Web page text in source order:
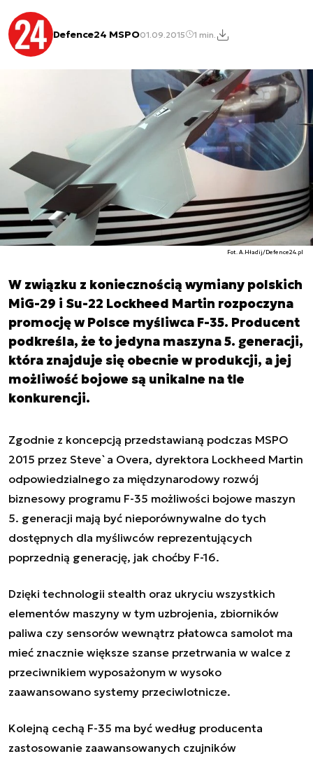
Defence24 MSPO01.09.2015 1 min.
Fot. A.Hładij/Defence24.pl
W związku z koniecznością wymiany polskich
MiG-29 i Su-22 Lockheed Martin rozpoczyna
promocję w Polsce myśliwca F-35. Producent
podkreśla, że to jedyna maszyna 5. generacji,
która znajduje się obecnie w produkcji, a jej
możliwość bojowe są unikalne na tle
konkurencji.
Zgodnie z koncepcją przedstawianą podczas MSPO
2015 przez Steve`a Overa, dyrektora Lockheed Martin
odpowiedzialnego za międzynarodowy rozwój
biznesowy programu F-35 możliwości bojowe maszyn
5. generacji mają być nieporównywalne do tych
dostępnych dla myśliwców reprezentujących
poprzednią generację, jak choćby F-16.
Dzięki technologii stealth oraz ukryciu wszystkich
elementów maszyny w tym uzbrojenia, zbiorników
paliwa czy sensorów wewnątrz płatowca samolot ma
mieć znacznie większe szanse przetrwania w walce z
przeciwnikiem wyposażonym w wysoko
zaawansowano systemy przeciwlotnicze.
Kolejną cechą F-35 ma być według producenta
zastosowanie zaawansowanych czujników